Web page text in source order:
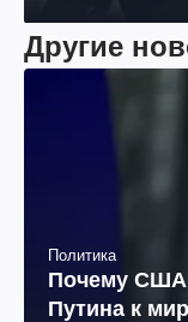
Другие
Политика
Почему США
Путина к